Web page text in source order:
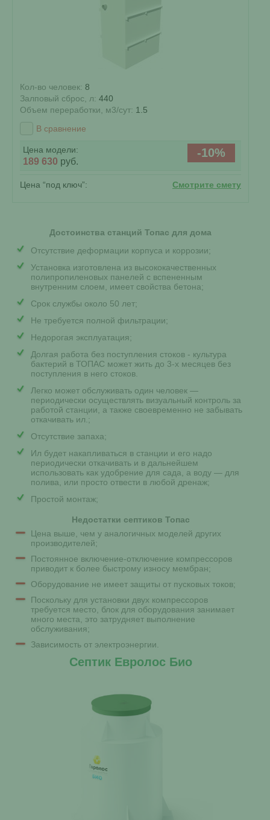
Кол-во человек: 8
Залповый сброс, л: 440
Объем переработки, м3/сут: 1.5
В сравнение
Цена модели:
189 630 руб.
-10%
Цена “под ключ”: Смотрите смету
Достоинства станций Топас для дома
Отсутствие деформации корпуса и коррозии;
Установка изготовлена из высококачественных
полипропиленовых панелей с вспененным
внутренним слоем, имеет свойства бетона;
Срок службы около 50 лет;
Не требуется полной фильтрации;
Недорогая эксплуатация;
Долгая работа без поступления стоков - культура
бактерий в ТОПАС может жить до 3-х месяцев без
поступления в него стоков.
Легко может обслуживать один человек —
периодически осуществлять визуальный контроль за
работой станции, а также своевременно не забывать
откачивать ил.;
Отсутствие запаха;
Ил будет накапливаться в станции и его надо
периодически откачивать и в дальнейшем
использовать как удобрение для сада, а воду — для
полива, или просто отвести в любой дренаж;
Простой монтаж;
Недостатки септиков Топас
Цена выше, чем у аналогичных моделей других
производителей;
Постоянное включение-отключение компрессоров
приводит к более быстрому износу мембран;
Оборудование не имеет защиты от пусковых токов;
Поскольку для установки двух компрессоров
требуется место, блок для оборудования занимает
много места, это затрудняет выполнение
обслуживания;
Зависимость от электроэнергии.
Септик Евролос Био